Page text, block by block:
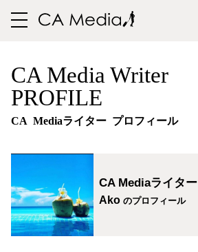
toggle
CA Media Writer
PROFILE
CA Mediaライター プロフィール
CA Mediaライター
Ako のプロフィール